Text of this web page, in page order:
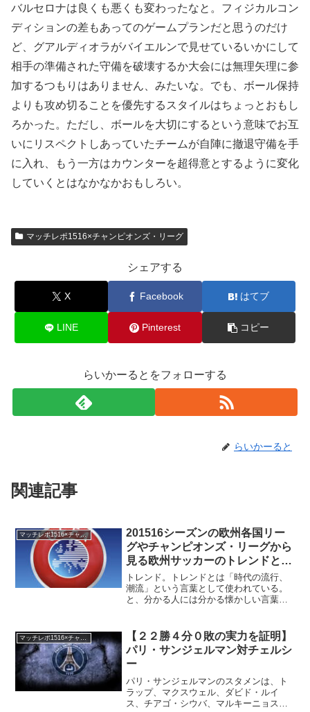
バルセロナは良くも悪くも変わったなと。フィジカルコン
ディションの差もあってのゲームプランだと思うのだけ
ど、グアルディオラがバイエルンで見せているいかにして
相手の準備された守備を破壊するか大会には無理矢理に参
加するつもりはありません、みたいな。でも、ボール保持
よりも攻め切ることを優先するスタイルはちょっとおもし
ろかった。ただし、ボールを大切にするという意味でお互
いにリスペクトしあっていたチームが自陣に撤退守備を手
に入れ、もう一方はカウンターを超得意とするように変化
していくとはなかなかおもしろい。
マッチレポ1516×チャンピオンズ・リーグ
シェアする
X Facebook はてブ
LINE Pinterest コピー
らいかーるとをフォローする
らいかーると
関連記事
マッチレポ1516×チャンピオンズ・リーグ
201516シーズンの欧州各国リー
グやチャンピオンズ・リーグから
見る欧州サッカーのトレンドと
は？
トレンド。トレンドとは「時代の流行、
潮流」という言葉として使われている。
と、分かる人には分かる懐かしい言葉を
に目標にはならないチャンピオンズ・リ
ーグの常連だったころのバ...
マッチレポ1516×チャンピオンズ・リーグ
【２２勝４分０敗の実力を証明】
パリ・サンジェルマン対チェルシ
ー
パリ・サンジェルマンのスタメンは、ト
ラップ、マクスウェル、ダビド・ルイ
ス、チアゴ・シウバ、マルキーニョス、